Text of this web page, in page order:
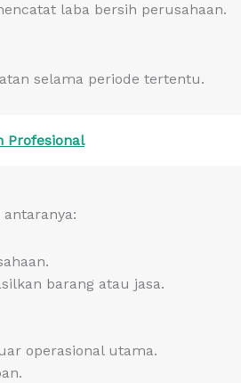
laba bersih perusahaan.
selama periode tertentu.
Profesional
barang atau jasa.
operasional utama.